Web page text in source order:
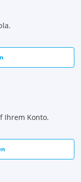
Ihrem Konto.